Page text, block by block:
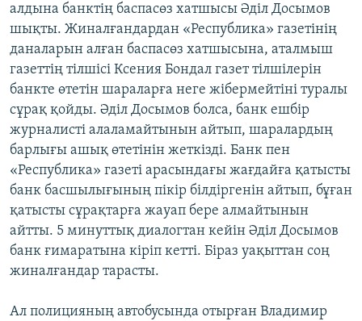
алдына банктің баспасөз хатшысы Әділ Досымов
шықты. Жиналғандардан «Республика» газетінің
даналарын алған баспасөз хатшысына, аталмыш
газеттің тілшісі Ксения Бондал газет тілшілерін
банкте өтетін шараларға неге жібермейтіні туралы
сұрақ қойды. Әділ Досымов болса, банк ешбір
журналисті алаламайтынын айтып, шаралардың
барлығы ашық өтетінін жеткізді. Банк пен
«Республика» газеті арасындағы жағдайға қатысты
банк басшылығының пікір білдіргенін айтып, бұған
қатысты сұрақтарға жауап бере алмайтынын
айтты. 5 минуттық диалогтан кейін Әділ Досымов
банк ғимаратына кіріп кетті. Біраз уақыттан соң
жиналғандар тарасты.
Ал полицияның автобусында отырған Владимир